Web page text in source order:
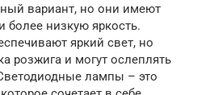
вариант, но они имеют
низкую яркость.
яркий свет, но
розжига и могут ослеплять
лампы – это